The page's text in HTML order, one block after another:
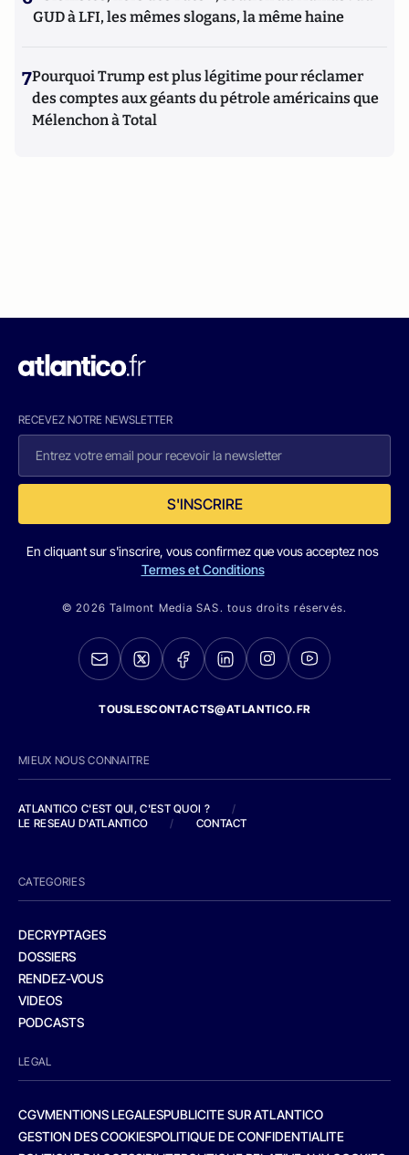
GUD à LFI, les mêmes slogans, la même haine
7Pourquoi Trump est plus légitime pour réclamer
des comptes aux géants du pétrole américains que
Mélenchon à Total
RECEVEZ NOTRE NEWSLETTER
S'INSCRIRE
En cliquant sur s'inscrire, vous confirmez que vous acceptez nos
Termes et Conditions
© 2026 Talmont Media SAS. tous droits réservés.
TOUSLESCONTACTS@ATLANTICO.FR
MIEUX NOUS CONNAITRE
ATLANTICO C'EST QUI, C'EST QUOI ?
/
LE RESEAU D'ATLANTICO
/ CONTACT
CATEGORIES
DECRYPTAGES
DOSSIERS
RENDEZ-VOUS
VIDEOS
PODCASTS
LEGAL
CGVMENTIONS LEGALESPUBLICITE SUR ATLANTICO
GESTION DES COOKIESPOLITIQUE DE CONFIDENTIALITE